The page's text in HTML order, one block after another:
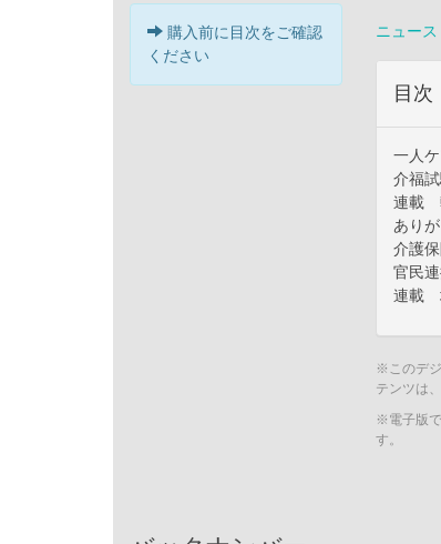
購入前に目次をご確認
ください
ニュース
目次
一人
介福
連載
あり
介護
官民
連載
※このデ
テンツは
※電子版
す。